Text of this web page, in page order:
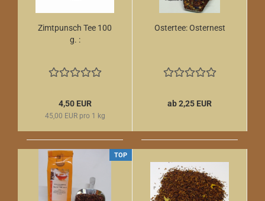
Zimtpunsch Tee 100
g. :
4,50 EUR
45,00 EUR pro 1 kg
Ostertee: Osternest
ab 2,25 EUR
TOP